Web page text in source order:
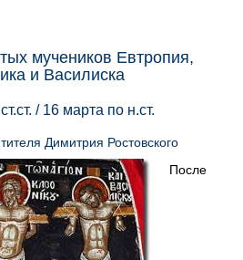
мучеников Евтропия,
и Василиска
/ 16 марта по н.ст.
Димитрия Ростовского
После